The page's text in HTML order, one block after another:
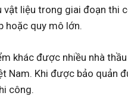
vật liệu trong giai đoạn thi
hoặc quy mô lớn.
khác được nhiều nhà
Nam. Khi được bảo quản
công.